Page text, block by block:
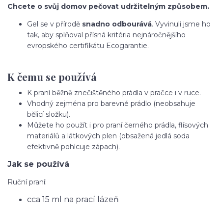
Chcete o svůj domov pečovat udržitelným způsobem.
Gel se v přírodě snadno odbourává. Vyvinuli jsme ho
tak, aby splňoval přísná kritéria nejnáročnějšího
evropského certifikátu Ecogarantie.
K čemu se používá
K praní běžně znečištěného prádla v pračce i v ruce.
Vhodný zejména pro barevné prádlo (neobsahuje
bělicí složku).
Můžete ho použít i pro praní černého prádla, flísových
materiálů a látkových plen (obsažená jedlá soda
efektivně pohlcuje zápach).
Jak se používá
Ruční praní:
cca 15 ml na prací lázeň